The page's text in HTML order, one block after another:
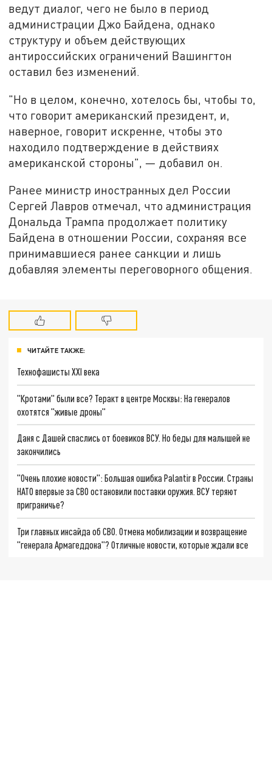
ведут диалог, чего не было в период
администрации Джо Байдена, однако
структуру и объем действующих
антироссийских ограничений Вашингтон
оставил без изменений.
"Но в целом, конечно, хотелось бы, чтобы то,
что говорит американский президент, и,
наверное, говорит искренне, чтобы это
находило подтверждение в действиях
американской стороны", — добавил он.
Ранее министр иностранных дел России
Сергей Лавров отмечал, что администрация
Дональда Трампа продолжает политику
Байдена в отношении России, сохраняя все
принимавшиеся ранее санкции и лишь
добавляя элементы переговорного общения.
ЧИТАЙТЕ ТАКЖЕ:
Технофашисты XXI века
"Кротами" были все? Теракт в центре Москвы: На генералов
охотятся "живые дроны"
Даня с Дашей спаслись от боевиков ВСУ. Но беды для малышей не
закончились
"Очень плохие новости": Большая ошибка Palantir в России. Страны
НАТО впервые за СВО остановили поставки оружия. ВСУ теряют
приграничье?
Три главных инсайда об СВО. Отмена мобилизации и возвращение
"генерала Армагеддона"? Отличные новости, которые ждали все